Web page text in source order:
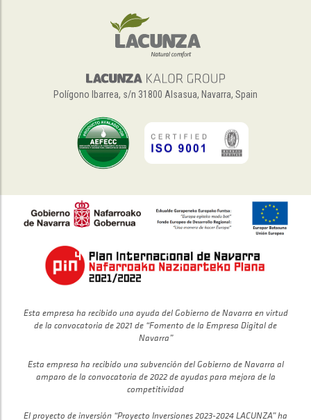
Polígono Ibarrea, s/n 31800 Alsasua, Navarra, Spain
Esta empresa ha recibido una ayuda del Gobierno de Navarra en virtud
de la convocatoria de 2021 de “Fomento de la Empresa Digital de
Navarra”
Esta empresa ha recibido una subvención del Gobierno de Navarra al
amparo de la convocatoria de 2022 de ayudas para mejora de la
competitividad
El proyecto de inversión “Proyecto Inversiones 2023-2024 LACUNZA” ha